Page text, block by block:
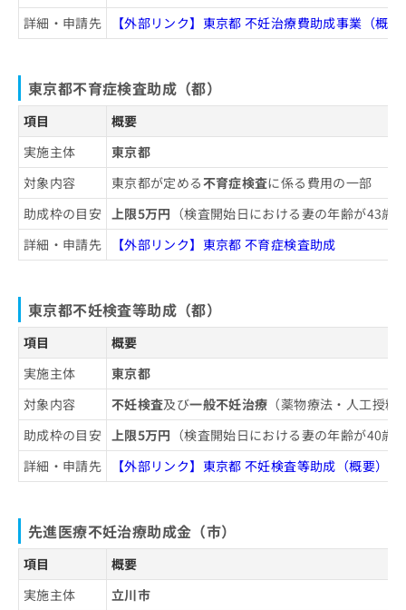
詳細・申請先
【外部リンク】東京都 不妊治療費助成事業（概要
東京都不育症検査助成（都）
項目
概要
実施主体
東京都
対象内容
東京都が定める不育症検査に係る費用の一部
助成枠の目安 上限5万円 （検査開始日における妻の年齢が43
詳細・申請先
【外部リンク】東京都 不育症検査助成
東京都不妊検査等助成（都）
項目
概要
実施主体
東京都
対象内容
不妊検査及び一般不妊治療 （薬物療法・人工授
助成枠の目安 上限5万円 （検査開始日における妻の年齢が40
詳細・申請先
【外部リンク】東京都 不妊検査等助成（概要）
先進医療不妊治療助成金（市）
項目
概要
実施主体
立川市
ら
の
他
の
お
問
い
合
わ
せ
は
こ
ち
ら